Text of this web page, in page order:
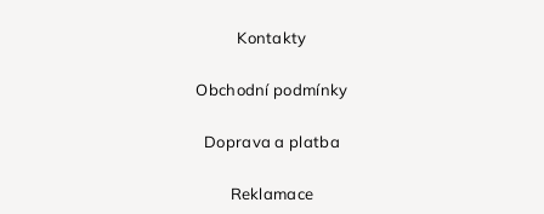
Kontakty
Obchodní podmínky
Doprava a platba
Reklamace